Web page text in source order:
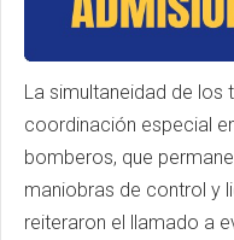
La simultaneidad de los
coordinación especial
bomberos, que
maniobras de control y
reiteraron el llamado a